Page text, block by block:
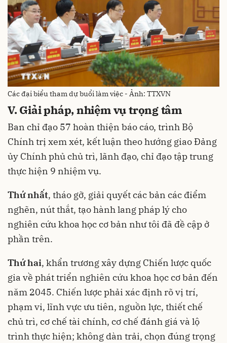
Các đại biểu tham dự buổi làm việc - Ảnh: TTXVN
V. Giải pháp, nhiệm vụ trọng tâm
Ban chỉ đạo 57 hoàn thiện báo cáo, trình Bộ
Chính trị xem xét, kết luận theo hướng giao Đảng
ủy Chính phủ chủ trì, lãnh đạo, chỉ đạo tập trung
thực hiện 9 nhiệm vụ.
Thứ nhất, tháo gỡ, giải quyết các bản các điểm
nghẽn, nút thắt, tạo hành lang pháp lý cho
nghiên cứu khoa học cơ bản như tôi đã đề cập ở
phần trên.
Thứ hai, khẩn trương xây dựng Chiến lược quốc
gia về phát triển nghiên cứu khoa học cơ bản đến
năm 2045. Chiến lược phải xác định rõ vị trí,
phạm vi, lĩnh vực ưu tiên, nguồn lực, thiết chế
chủ trì, cơ chế tài chính, cơ chế đánh giá và lộ
trình thực hiện; không dàn trải, chọn đúng trọng